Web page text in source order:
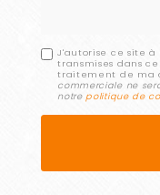
J'autorise ce site à
transmises dans
traitement de ma
commerciale ne
notrepolitique de